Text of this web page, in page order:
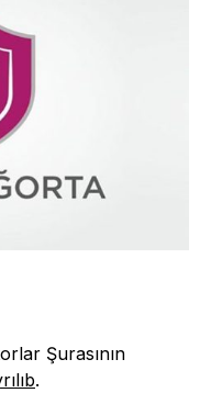
Şurasının
.